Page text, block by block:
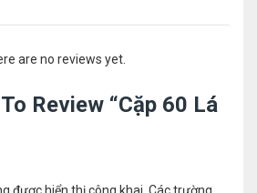
are no reviews yet.
Review “Cặp 60 Lá